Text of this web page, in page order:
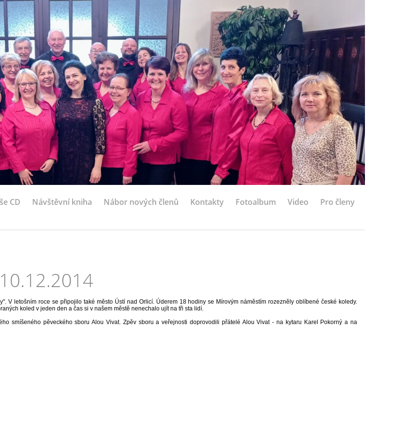
CD Návštěvní kniha Nábor nových členů Kontakty Fotoalbum Video Pro členy
V letošním roce se připojilo také město Ústí nad Orlicí. Úderem 18 hodiny se Mírovým náměstím rozezněly oblíbené české koledy.
koled v jeden den a čas si v našem městě nenechalo ujít na tři sta lidí.
smíšeného pěveckého sboru Alou Vivat. Zpěv sboru a veřejnosti doprovodili přátelé Alou Vivat - na kytaru Karel Pokorný a na